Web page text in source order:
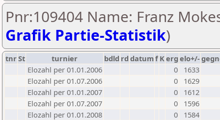
Pnr:109404 Name: Franz
Grafik Partie-Statistik)
tnrSt turnier bdld rd datumf Kerg elo+/-
Elozahl per 01.01.2006
0
1633
Elozahl per 01.07.2006
0
1629
Elozahl per 01.01.2007
0
1612
Elozahl per 01.07.2007
0
1596
Elozahl per 01.01.2008
0
1584